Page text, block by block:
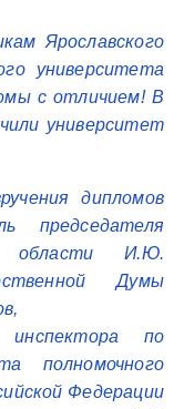
Ярославского
университета
с отличием! В
университет
дипломов
председателя
области И.Ю.
Думы
инспектора по
полномочного
Федерации